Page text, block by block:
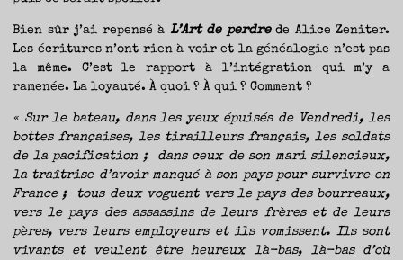
Bien sûr j’ai repensé à L’Art de perdrede Alice Zeniter.
Les écritures n’ont rien à voir et la généalogie n’est pas
la même. C’est le rapport à l’intégration qui m’y a
ramenée. La loyauté. À quoi ? À qui ? Comment ?
« Sur le bateau, dans les yeux épuisés de Vendredi, les
bottes françaises, les tirailleurs français, les soldats
de la pacification ; dans ceux de son mari silencieux,
la traîtrise d’avoir manqué à son pays pour survivre en
France ; tous deux voguent vers le pays des bourreaux,
vers le pays des assassins de leurs frères et de leurs
pères, vers leurs employeurs et ils vomissent. Ils sont
vivants et veulent être heureux là-bas, là-bas d’où